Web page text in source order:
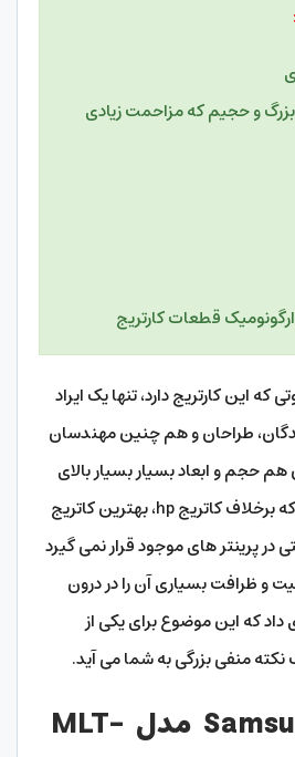
های لیزری
و حجیم که مزاحمت زیادی
قطعات کارتریج
که این کارتریج دارد،‌ تنها یک ایراد
طراحان و هم چنین مهندسان
حجم و ابعاد بسیار بسیار بالای
این کارتریج پرینتر است که برخلاف کاتریج hp، بهترین کاتریج
در پرینتر های موجود قرار نمی گیرد
و ظرافت بسیاری آن را در درون
داد که این موضوع برای یکی از
نکته منفی بزرگی به شما می آید.
6- کارتریج Samsung مدل MLT-